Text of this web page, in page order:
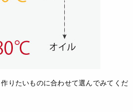
りたいものに合わせて選んでみてくだ